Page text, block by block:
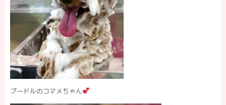
プードルのコマメちゃん